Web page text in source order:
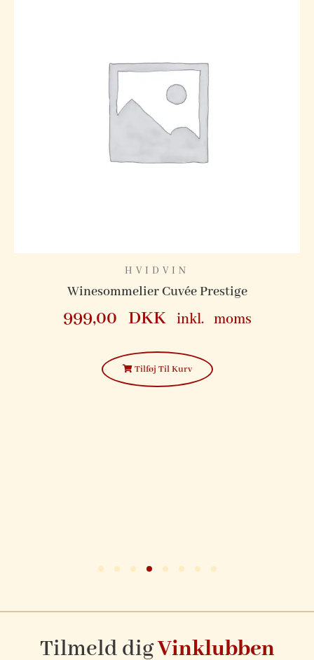
RØDVIN
2021 Sand Point Zinfandel
149,00DKK 95,00DKK inkl. moms
Tilføj Til Kurv
Tilmeld digVinklubben